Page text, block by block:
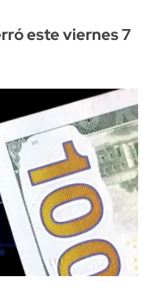
este viernes 7